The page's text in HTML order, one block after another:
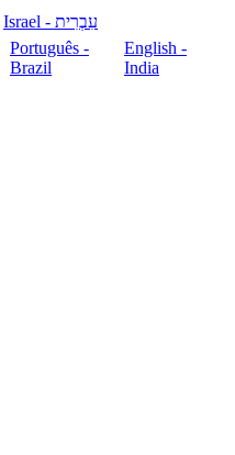
עִבְרִית - Israel
Português -
Brazil
English -
India